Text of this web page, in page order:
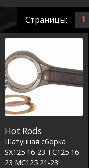
Страницы: 1
Hot Rods
Шатунная сборка
SX125 16-23 TC125 16-
23 MC125 21-23